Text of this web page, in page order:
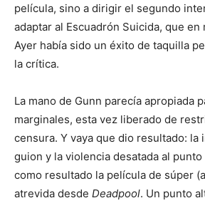
película, sino a dirigir el segundo
adaptar al Escuadrón Suicida, que en
Ayer había sido un éxito de taquilla
la crítica.
La mano de Gunn parecía apropiada
marginales, esta vez liberado de
censura. Y vaya que dio resultado: la
guion y la violencia desatada al
como resultado la película de súper
atrevida desde Deadpool. Un punto